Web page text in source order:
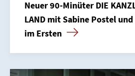
Neuer 90-Minüter DIE
LAND mit Sabine Postel
im Ersten